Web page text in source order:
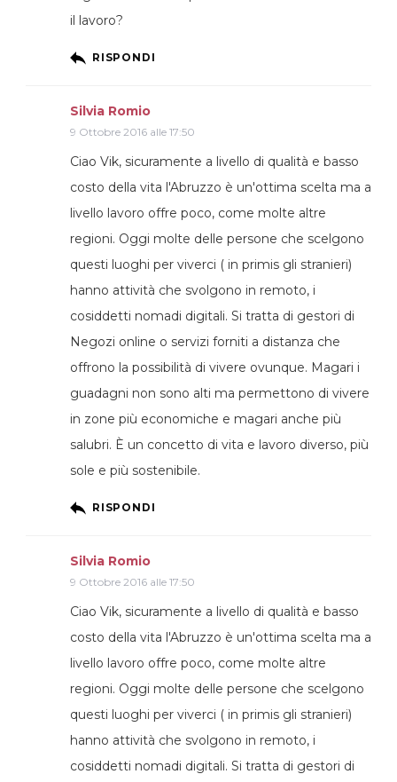
il lavoro?
RISPONDI
Silvia Romio
9 Ottobre 2016 alle 17:50
Ciao Vik, sicuramente a livello di qualità e basso
costo della vita l'Abruzzo è un'ottima scelta ma a
livello lavoro offre poco, come molte altre
regioni. Oggi molte delle persone che scelgono
questi luoghi per viverci ( in primis gli stranieri)
hanno attività che svolgono in remoto, i
cosiddetti nomadi digitali. Si tratta di gestori di
Negozi online o servizi forniti a distanza che
offrono la possibilità di vivere ovunque. Magari i
guadagni non sono alti ma permettono di vivere
in zone più economiche e magari anche più
salubri. È un concetto di vita e lavoro diverso, più
sole e più sostenibile.
RISPONDI
Silvia Romio
9 Ottobre 2016 alle 17:50
Ciao Vik, sicuramente a livello di qualità e basso
costo della vita l'Abruzzo è un'ottima scelta ma a
livello lavoro offre poco, come molte altre
regioni. Oggi molte delle persone che scelgono
questi luoghi per viverci ( in primis gli stranieri)
hanno attività che svolgono in remoto, i
cosiddetti nomadi digitali. Si tratta di gestori di